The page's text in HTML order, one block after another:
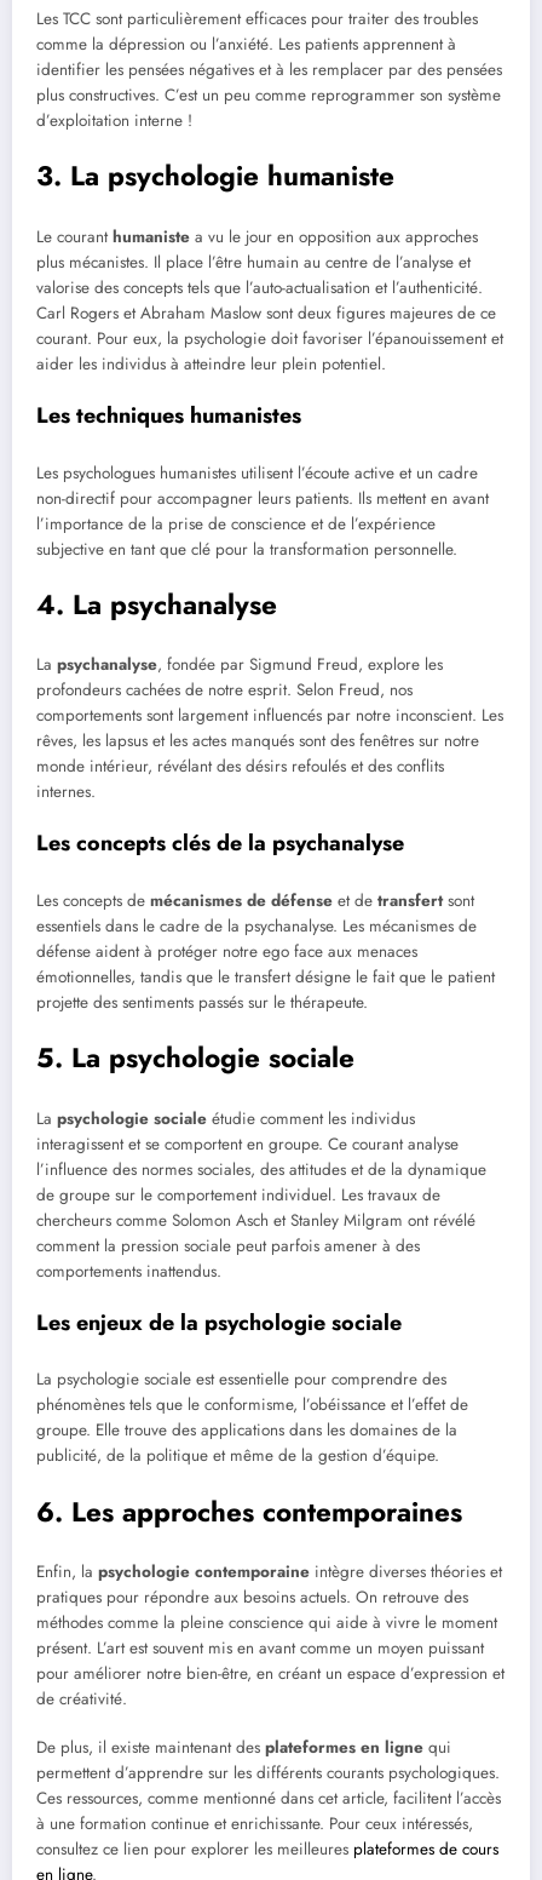
Les TCC sont particulièrement efficaces pour traiter des troubles
comme la dépression ou l’anxiété. Les patients apprennent à
identifier les pensées négatives et à les remplacer par des pensées
plus constructives. C’est un peu comme reprogrammer son système
d’exploitation interne !
3. La psychologie humaniste
Le couranthumaniste a vu le jour en opposition aux approches
plus mécanistes. Il place l’être humain au centre de l’analyse et
valorise des concepts tels que l’auto-actualisation et l’authenticité.
Carl Rogers et Abraham Maslow sont deux figures majeures de ce
courant. Pour eux, la psychologie doit favoriser l’épanouissement et
aider les individus à atteindre leur plein potentiel.
Les techniques humanistes
Les psychologues humanistes utilisent l’écoute active et un cadre
non-directif pour accompagner leurs patients. Ils mettent en avant
l’importance de la prise de conscience et de l’expérience
subjective en tant que clé pour la transformation personnelle.
4. La psychanalyse
La psychanalyse, fondée par Sigmund Freud, explore les
profondeurs cachées de notre esprit. Selon Freud, nos
comportements sont largement influencés par notre inconscient. Les
rêves, les lapsus et les actes manqués sont des fenêtres sur notre
monde intérieur, révélant des désirs refoulés et des conflits
internes.
Les concepts clés de la psychanalyse
Les concepts de mécanismes de défense et de transfertsont
essentiels dans le cadre de la psychanalyse. Les mécanismes de
défense aident à protéger notre ego face aux menaces
émotionnelles, tandis que le transfert désigne le fait que le patient
projette des sentiments passés sur le thérapeute.
5. La psychologie sociale
La psychologie sociale étudie comment les individus
interagissent et se comportent en groupe. Ce courant analyse
l’influence des normes sociales, des attitudes et de la dynamique
de groupe sur le comportement individuel. Les travaux de
chercheurs comme Solomon Asch et Stanley Milgram ont révélé
comment la pression sociale peut parfois amener à des
comportements inattendus.
Les enjeux de la psychologie sociale
La psychologie sociale est essentielle pour comprendre des
phénomènes tels que le conformisme, l’obéissance et l’effet de
groupe. Elle trouve des applications dans les domaines de la
publicité, de la politique et même de la gestion d’équipe.
6. Les approches contemporaines
Enfin, la psychologie contemporaine intègre diverses théories et
pratiques pour répondre aux besoins actuels. On retrouve des
méthodes comme la pleine conscience qui aide à vivre le moment
présent. L’art est souvent mis en avant comme un moyen puissant
pour améliorer notre bien-être, en créant un espace d’expression et
de créativité.
De plus, il existe maintenant des plateformes en ligne qui
permettent d’apprendre sur les différents courants psychologiques.
Ces ressources, comme mentionné dans cet article, facilitent l’accès
à une formation continue et enrichissante. Pour ceux intéressés,
consultez ce lien pour explorer les meilleures plateformes de cours
en ligne.